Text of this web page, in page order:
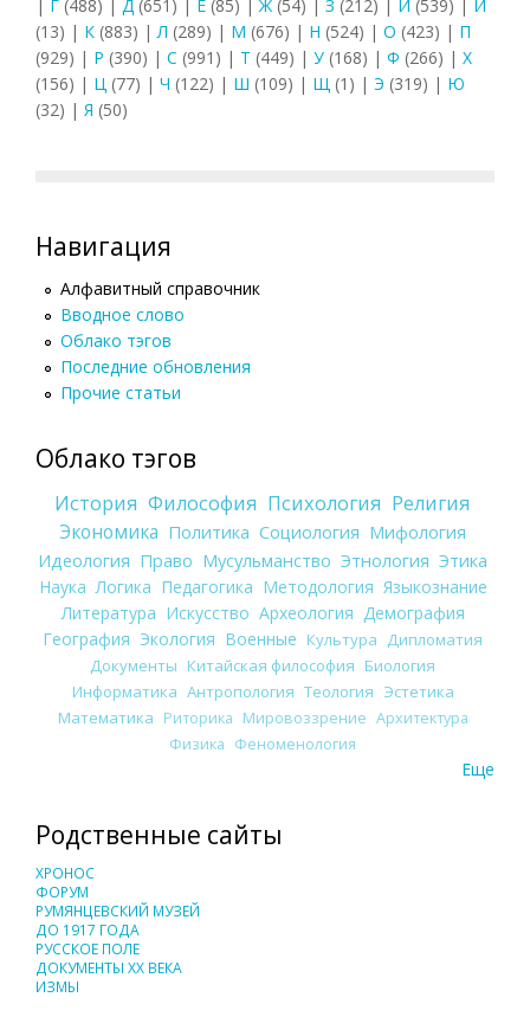
| Г (488) | Д (651) | Е (85) | Ж (54) | З (212) | И (539) | Й
(13) | К (883) | Л (289) | М (676) | Н (524) | О (423) | П
(929) | Р (390) | С (991) | Т (449) | У (168) | Ф (266) | Х
(156) | Ц (77) | Ч (122) | Ш (109) | Щ (1) | Э (319) | Ю
(32) | Я (50)
Навигация
Алфавитный справочник
Вводное слово
Облако тэгов
Последние обновления
Прочие статьи
Облако тэгов
История Философия Психология Религия
Экономика Политика Социология Мифология
Идеология Право Мусульманство Этнология Этика
Наука Логика Педагогика Методология Языкознание
Литература Искусство Археология Демография
География Экология Военные Культура
Дипломатия
Документы Китайская философия Биология
Информатика Антропология Теология Эстетика
Математика Риторика Мировоззрение Архитектура
Физика Феноменология
Еще
Родственные сайты
ХРОНОС
ФОРУМ
РУМЯНЦЕВСКИЙ МУЗЕЙ
ДО 1917 ГОДА
РУССКОЕ ПОЛЕ
ДОКУМЕНТЫ XX ВЕКА
ИЗМЫ